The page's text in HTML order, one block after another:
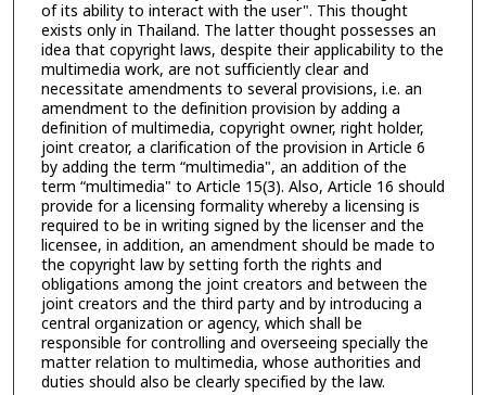
of its ability to interact with the user". This thought
exists only in Thailand. The latter thought possesses an
idea that copyright laws, despite their applicability to the
multimedia work, are not sufficiently clear and
necessitate amendments to several provisions, i.e. an
amendment to the definition provision by adding a
definition of multimedia, copyright owner, right holder,
joint creator, a clarification of the provision in Article 6
by adding the term “multimedia", an addition of the
term “multimedia" to Article 15(3). Also, Article 16 should
provide for a licensing formality whereby a licensing is
required to be in writing signed by the licenser and the
licensee, in addition, an amendment should be made to
the copyright law by setting forth the rights and
obligations among the joint creators and between the
joint creators and the third party and by introducing a
central organization or agency, which shall be
responsible for controlling and overseeing specially the
matter relation to multimedia, whose authorities and
duties should also be clearly specified by the law.